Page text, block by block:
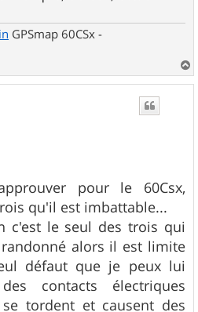
GPSmap 60CSx -
a
pour le 60Csx,
qu'il est imbattable...
c'est le seul des trois qui
alors il est limite
défaut que je peux lui
contacts électriques
tordent et causent des